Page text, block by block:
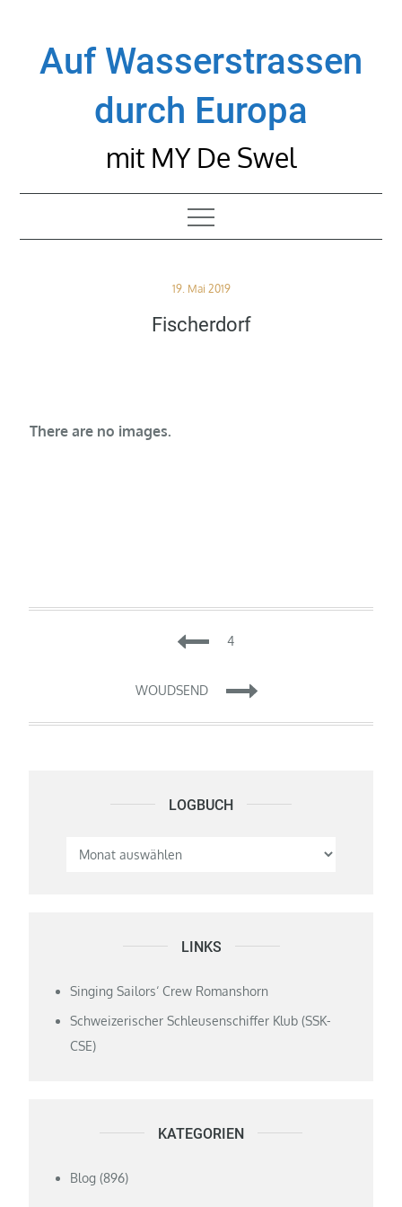
contentAuf Wasserstrassen
durch Europa
mit MY De Swel
Posted
19. Mai 2019
Fischerdorf
There are no images.
Beitragsnavigation
4
WOUDSEND
LOGBUCH Logbuch
LINKS
Singing Sailors‘ Crew Romanshorn
Schweizerischer Schleusenschiffer Klub (SSK-
CSE)
KATEGORIEN
Blog (896)